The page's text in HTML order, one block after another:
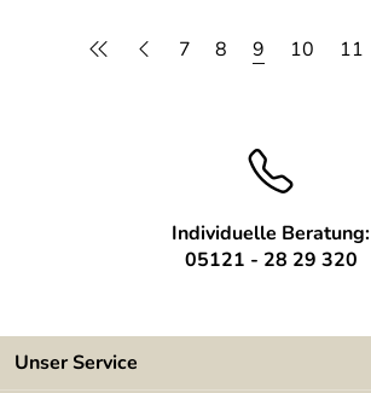
7 8 9 10 11
Individuelle Beratung:
05121 - 28 29 320
Unser Service